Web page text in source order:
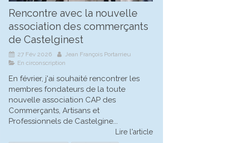
Rencontre avec la nouvelle
association des commerçants
de Castelginest
27 Fév 2026
Jean François Portarrieu
En circonscription
En février, j'ai souhaité rencontrer les
membres fondateurs de la toute
nouvelle association CAP des
Commerçants, Artisans et
Professionnels de Castelgine...
Lire l'article